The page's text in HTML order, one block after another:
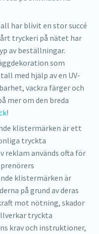
har blivit en stor succé
tryckeri på nätet har
av beställningar.
som
med hjälp av en UV-
vackra färger och
mer om den breda
!
klistermärken är ett
tryckta
reklam används ofta för
klistermärken är
på grund av deras
mot nötning, skador
tryckta
krav och instruktioner,